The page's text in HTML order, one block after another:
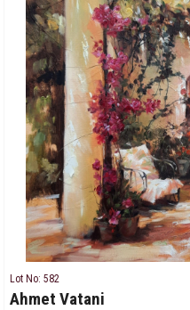
Lot No: 582
Ahmet Vatani